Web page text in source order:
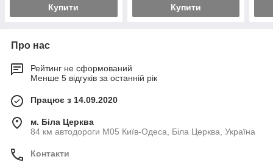
Купити Купити
Про нас
Рейтинг не сформований
Менше 5 відгуків за останній рік
Працює з 14.09.2020
м. Біла Церква
84 км автодороги М05 Київ-Одеса, Біла Церква, Україна
Контакти